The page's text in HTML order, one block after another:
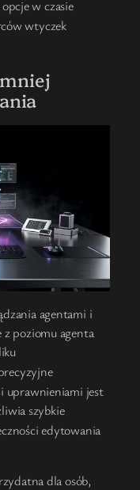
w czasie
wtyczek
agentami i
z poziomu agenta
uprawnieniami jest
szybkie
edytowania
dla osób,